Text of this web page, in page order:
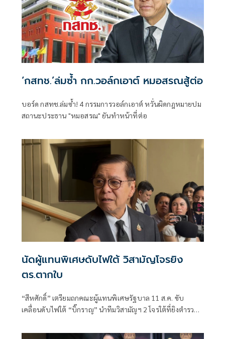
‘กสทช.’ล่มซํ้า กก.วอล์กเอาต์ หมอสรณสู้ต่อ
บอร์ด กสทช.ล่มซ้ำ! 4 กรรมการวอล์กเอาต์ หวั่นผิดกฎหมายปม
สถานะประธาน "หมอสรณ" ยันทำหน้าที่ต่อ
นัดผู้แทนพิเศษดับไฟใต้ วิสามัญโจรยิง
ตร.ตากใบ
“สีหศักดิ์”​ เตรียมถกคณะผู้แทน​พิเศษรัฐบาล​ 11 ส.ค. ขับ
เคลื่อนดับไฟใต้​ “บิ๊กราญ” นำทีมวิสามัญฯ 2 โจรใต้ที่ยิงตำรวจ